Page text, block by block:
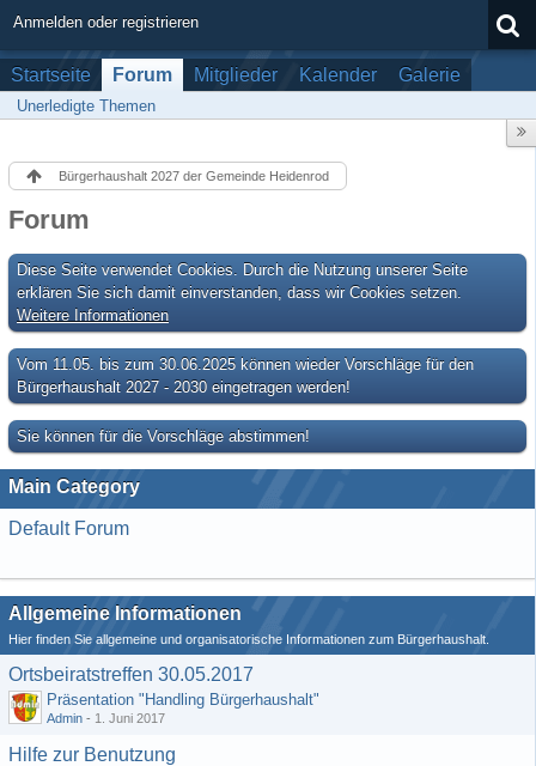
Anmelden oder registrieren
Startseite Forum Mitglieder Kalender Galerie
Unerledigte Themen
Bürgerhaushalt 2027 der Gemeinde Heidenrod
Forum
Diese Seite verwendet Cookies. Durch die Nutzung unserer Seite
erklären Sie sich damit einverstanden, dass wir Cookies setzen.
Weitere Informationen
Vom 11.05. bis zum 30.06.2025 können wieder Vorschläge für den
Bürgerhaushalt 2027 - 2030 eingetragen werden!
Sie können für die Vorschläge abstimmen!
Main Category
Default Forum
Allgemeine Informationen
Hier finden Sie allgemeine und organisatorische Informationen zum Bürgerhaushalt.
Ortsbeiratstreffen 30.05.2017
Präsentation "Handling Bürgerhaushalt"
Admin - 1. Juni 2017
Hilfe zur Benutzung